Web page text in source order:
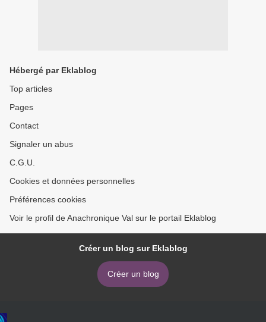
Hébergé par Eklablog
Top articles
Pages
Contact
Signaler un abus
C.G.U.
Cookies et données personnelles
Préférences cookies
Voir le profil de Anachronique Val sur le portail Eklablog
Créer un blog sur Eklablog
Créer un blog